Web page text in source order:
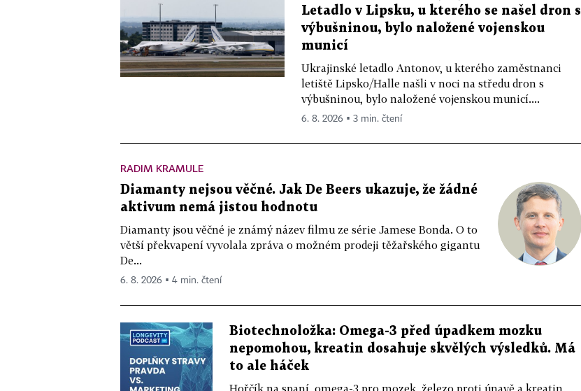
Letadlo v Lipsku, u kterého se našel dron s
výbušninou, bylo naložené vojenskou
municí
Ukrajinské letadlo Antonov, u kterého zaměstnanci
letiště Lipsko/Halle našli v noci na středu dron s
výbušninou, bylo naložené vojenskou municí....
6. 8. 2026 ▪ 3 min. čtení
RADIM KRAMULE
Diamanty nejsou věčné. Jak De Beers ukazuje, že žádné
aktivum nemá jistou hodnotu
Diamanty jsou věčné je známý název filmu ze série Jamese Bonda. O to
větší překvapení vyvolala zpráva o možném prodeji těžařského gigantu
De...
6. 8. 2026 ▪ 4 min. čtení
Biotechnoložka: Omega-3 před úpadkem mozku
nepomohou, kreatin dosahuje skvělých výsledků. Má
to ale háček
Hořčík na spaní, omega-3 pro mozek, železo proti únavě a kreatin